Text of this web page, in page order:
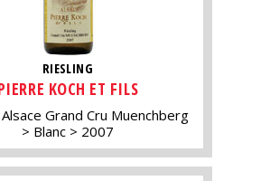
RIESLING
KOCH ET FILS
Alsace Grand Cru Muenchberg
Blanc
2007